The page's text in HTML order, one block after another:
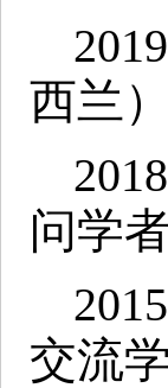
西兰）
问学
交流